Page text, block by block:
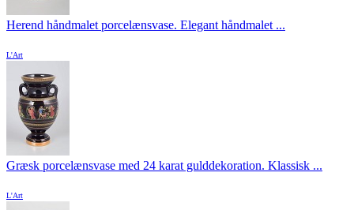
Herend håndmalet porcelænsvase. Elegant håndmalet ...
L'Art
Græsk porcelænsvase med 24 karat gulddekoration. Klassisk ...
L'Art